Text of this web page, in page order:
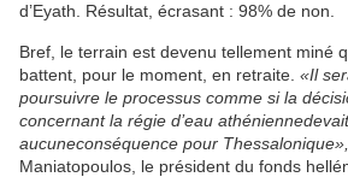
d’Eyath. Résultat, écrasant : 98% de non.
Bref, le terrain est devenu tellement miné
battent, pour le moment, en retraite. «Il
poursuivre le processus comme si la
concernant la régie d’eau athénienne
aucuneconséquence pour Thessalonique»,
Maniatopoulos, le président du fonds